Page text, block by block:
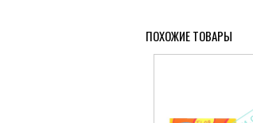
ПОХОЖИЕ ТОВАРЫ